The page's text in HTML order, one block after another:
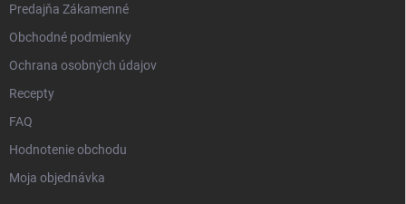
Predajňa Zákamenné
Obchodné podmienky
Ochrana osobných údajov
Recepty
FAQ
Hodnotenie obchodu
Moja objednávka